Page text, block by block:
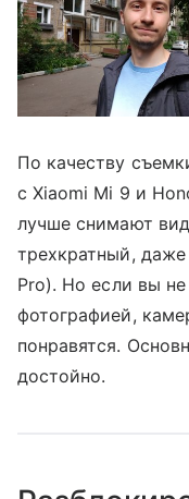
По качеству
с Xiaomi Mi 9 и
лучше снимают
трехкратный,
Pro). Но если вы
фотографией,
понравятся.
достойно.